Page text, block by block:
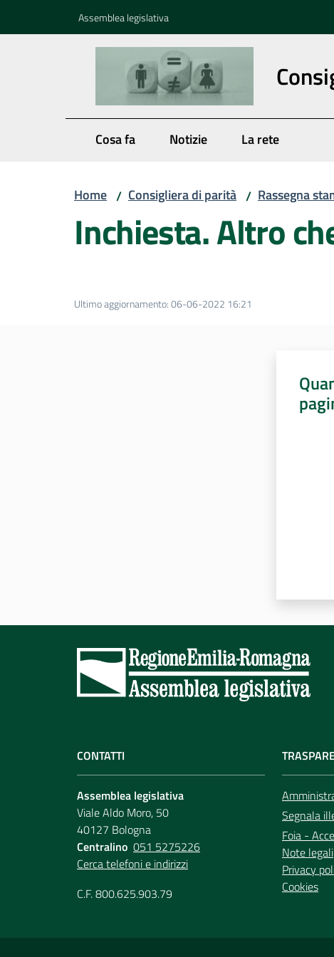
Assemblea legislativa
Cosa fa Notizie La rete
Home / Consigliera di parità / Rassegna
Inchiesta. Altro
Ultimo aggiornamento:06-06-2022 16:21
CONTATTI
Assemblea legislativa
Viale Aldo Moro, 50
40127 Bologna
Centralino 051 5275226
Cerca telefoni e indirizzi
C.F. 800.625.903.79
Segnala
Foia -
Note legali
Privacy
Cookies